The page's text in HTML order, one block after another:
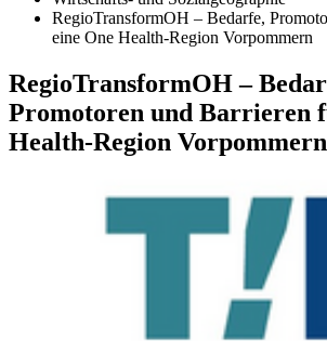
RegioTransformOH – Bedarfe,
eine One Health-Region Vorpommern
RegioTransformOH –
Promotoren und Barrieren
Health-Region Vorpommern